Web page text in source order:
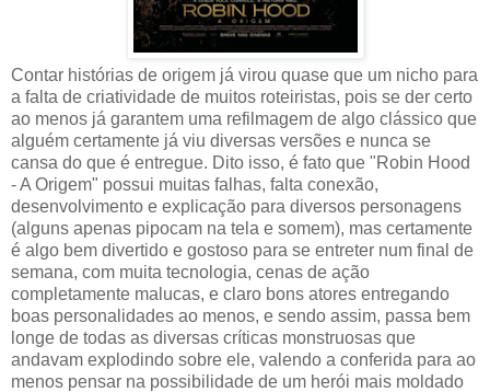
Contar histórias de origem já virou quase que um nicho para
a falta de criatividade de muitos roteiristas, pois se der certo
ao menos já garantem uma refilmagem de algo clássico que
alguém certamente já viu diversas versões e nunca se
cansa do que é entregue. Dito isso, é fato que "Robin Hood
- A Origem" possui muitas falhas, falta conexão,
desenvolvimento e explicação para diversos personagens
(alguns apenas pipocam na tela e somem), mas certamente
é algo bem divertido e gostoso para se entreter num final de
semana, com muita tecnologia, cenas de ação
completamente malucas, e claro bons atores entregando
boas personalidades ao menos, e sendo assim, passa bem
longe de todas as diversas críticas monstruosas que
andavam explodindo sobre ele, valendo a conferida para ao
menos pensar na possibilidade de um herói mais moldado